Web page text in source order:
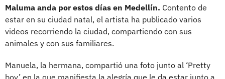
Maluma anda por estos días en Medellín. Contento de
estar en su ciudad natal, el artista ha publicado varios
videos recorriendo la ciudad, compartiendo con sus
animales y con sus familiares.
Manuela, la hermana, compartió una foto junto al ‘Pretty
boy’ en la que manifiesta la alegría que le da estar junto a